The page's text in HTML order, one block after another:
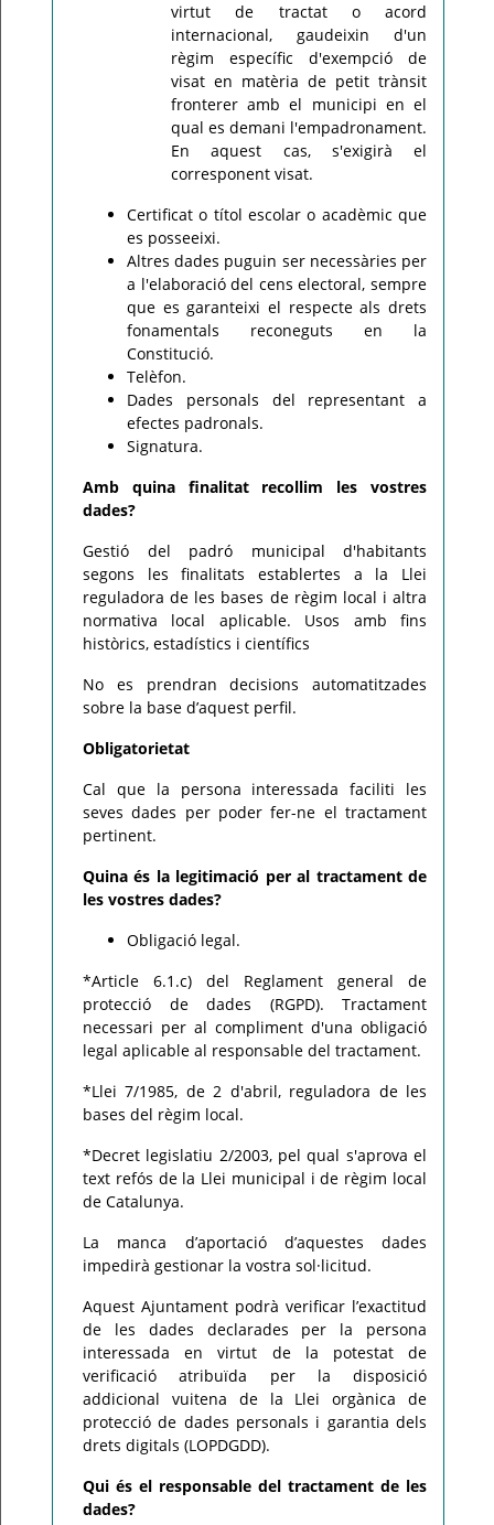
virtut de tractat o acord
internacional, gaudeixin d'un
règim específic d'exempció de
visat en matèria de petit trànsit
fronterer amb el municipi en el
qual es demani l'empadronament.
En aquest cas, s'exigirà el
corresponent visat.
Certificat o títol escolar o acadèmic que
es posseeixi.
Altres dades puguin ser necessàries per
a l'elaboració del cens electoral, sempre
que es garanteixi el respecte als drets
fonamentals reconeguts en la
Constitució.
Telèfon.
Dades personals del representant a
efectes padronals.
Signatura.
Amb quina finalitat recollim les vostres
dades?
Gestió del padró municipal d'habitants
segons les finalitats establertes a la Llei
reguladora de les bases de règim local i altra
normativa local aplicable. Usos amb fins
històrics, estadístics i científics
No es prendran decisions automatitzades
sobre la base d’aquest perfil.
Obligatorietat
Cal que la persona interessada faciliti les
seves dades per poder fer-ne el tractament
pertinent.
Quina és la legitimació per al tractament de
les vostres dades?
Obligació legal.
*Article 6.1.c) del Reglament general de
protecció de dades (RGPD). Tractament
necessari per al compliment d'una obligació
legal aplicable al responsable del tractament.
*Llei 7/1985, de 2 d'abril, reguladora de les
bases del règim local.
*Decret legislatiu 2/2003, pel qual s'aprova el
text refós de la Llei municipal i de règim local
de Catalunya.
La manca d’aportació d’aquestes dades
impedirà gestionar la vostra sol·licitud.
Aquest Ajuntament podrà verificar l’exactitud
de les dades declarades per la persona
interessada en virtut de la potestat de
verificació atribuïda per la disposició
addicional vuitena de la Llei orgànica de
protecció de dades personals i garantia dels
drets digitals (LOPDGDD).
Qui és el responsable del tractament de les
dades?